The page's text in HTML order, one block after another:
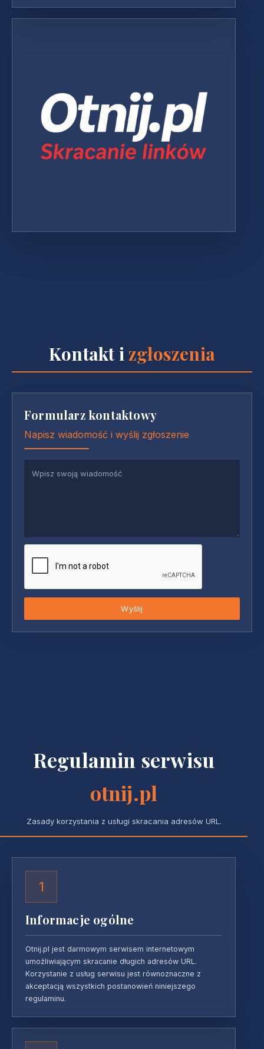
Kontakt izgłoszenia
Formularz kontaktowy
Napisz wiadomość i wyślij zgłoszenie
Wyślij
Regulamin serwisu
otnij.pl
Zasady korzystania z usługi skracania adresów URL.
1
Informacje ogólne
Otnij.pl jest darmowym serwisem internetowym
umożliwiającym skracanie długich adresów URL.
Korzystanie z usług serwisu jest równoznaczne z
akceptacją wszystkich postanowień niniejszego
regulaminu.